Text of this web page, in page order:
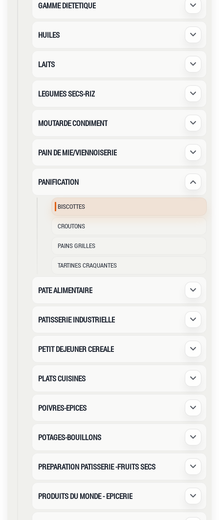
GAMME DIETETIQUE Déplier
HUILES Déplier
LAITS Déplier
LEGUMES SECS-RIZ Déplier
MOUTARDE CONDIMENT Déplier
PAIN DE MIE/VIENNOISERIE Déplier
PANIFICATION Déplier
BISCOTTES
CROUTONS
PAINS GRILLES
TARTINES CRAQUANTES
PATE ALIMENTAIRE Déplier
PATISSERIE INDUSTRIELLE Déplier
PETIT DEJEUNER CEREALE Déplier
PLATS CUISINES Déplier
POIVRES-EPICES Déplier
POTAGES-BOUILLONS Déplier
PREPARATION PATISSERIE -FRUITS SECS Déplier
PRODUITS DU MONDE - EPICERIE Déplier